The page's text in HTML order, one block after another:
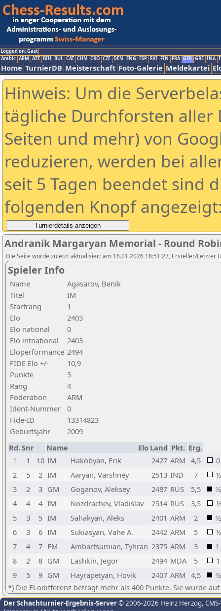
Logged on: Gast
Arabic ARM AZE BIH BUL CAT CHN CRO CZE DEN ENG ESP FAI FIN FRA GER GRE INA
Home TurnierDB Meisterschaft Foto-Galerie Meldekartei
Hinweis: Um die
tägliche Durchforsten aller
Seiten und mehr) von
reduzieren, werden bei
seit 5 Tagen beendet sind
folgenden Knopf
Andranik Margaryan Memorial - Round
Die Seite wurde zuletzt aktualisiert am 16.01.2026 18:51:27, Ersteller/Letzter
Spieler Info
Name
Agasarov, Benik
Titel
IM
Startrang
1
Elo
2403
Elo national
0
Elo intnational
2403
Eloperformance 2494
FIDE Elo +/-
10,9
Punkte
5
Rang
4
Föderation
ARM
Ident-Nummer
0
Fide-ID
13314823
Geburtsjahr
2009
Rd.Snr Name Elo Land Pkt. Erg.
1
1 10 IM Hakobyan, Erik 2427 ARM 4,5
0
2
5 2 IM Aaryan, Varshney 2513 IND 7
½
3
2 3 GM Goganov, Aleksey 2487 RUS 5,5
½
4
4 4 IM Nozdrachev, Vladislav 2514 RUS 3,5
½
5
3 5 IM Sahakyan, Aleks 2401 ARM 2
½
6
3 6 IM Sukiasyan, Vahe A. 2442 ARM 5
½
7
4 7 FM Ambartsumian, Tyhran 2375 ARM 3
1
8
2 8 GM Lashkin, Jegor 2494 MDA 5
1
9
5 9 GM Hayrapetyan, Hovik 2407 ARM 4,5
½
*) Die ELodifferenz beträgt mehr als 400 Punkte. Sie wurde
Der Schachturnier-Ergebnis-Server© 2006-2026 Heinz Herzog,